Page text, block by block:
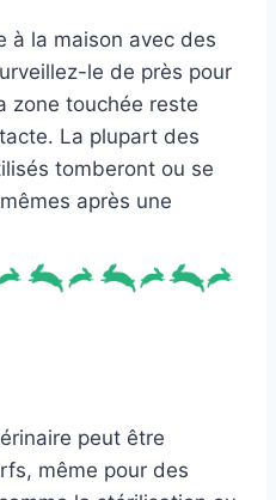
à la maison avec des
le de près pour
zone touchée reste
La plupart des
tomberont ou se
après une
peut être
même pour des